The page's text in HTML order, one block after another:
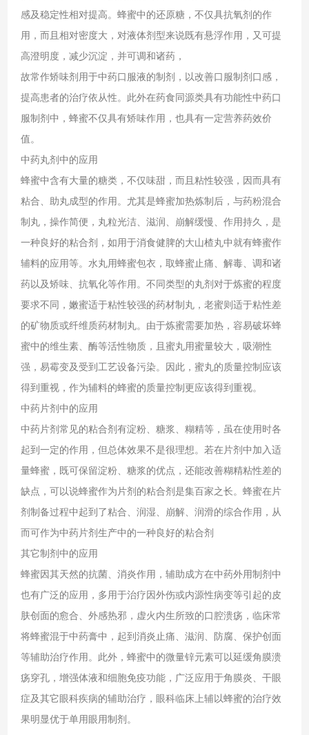
感及稳定性相对提高。蜂蜜中的还原糖，不仅具抗氧剂的作
用，而且相对密度大，对液体剂型来说既有悬浮作用，又可提
高澄明度，减少沉淀，并可调和诸药，
故常作矫味剂用于中药口服液的制剂，以改善口服制剂口感，
提高患者的治疗依从性。此外在药食同源类具有功能性中药口
服制剂中，蜂蜜不仅具有矫味作用，也具有一定营养药效价
值。
中药丸剂中的应用
蜂蜜中含有大量的糖类，不仅味甜，而且粘性较强，因而具有
粘合、助丸成型的作用。尤其是蜂蜜加热炼制后，与药粉混合
制丸，操作简便，丸粒光洁、滋润、崩解缓慢、作用持久，是
一种良好的粘合剂，如用于消食健脾的大山楂丸中就有蜂蜜作
辅料的应用等。水丸用蜂蜜包衣，取蜂蜜止痛、解毒、调和诸
药以及矫味、抗氧化等作用。不同类型的丸剂对于炼蜜的程度
要求不同，嫩蜜适于粘性较强的药材制丸，老蜜则适于粘性差
的矿物质或纤维质药材制丸。由于炼蜜需要加热，容易破坏蜂
蜜中的维生素、酶等活性物质，且蜜丸用蜜量较大，吸潮性
强，易霉变及受到工艺设备污染。因此，蜜丸的质量控制应该
得到重视，作为辅料的蜂蜜的质量控制更应该得到重视。
中药片剂中的应用
中药片剂常见的粘合剂有淀粉、糖浆、糊精等，虽在使用时各
起到一定的作用，但总体效果不是很理想。若在片剂中加入适
量蜂蜜，既可保留淀粉、糖浆的优点，还能改善糊精粘性差的
缺点，可以说蜂蜜作为片剂的粘合剂是集百家之长。蜂蜜在片
剂制备过程中起到了粘合、润湿、崩解、润滑的综合作用，从
而可作为中药片剂生产中的一种良好的粘合剂
其它制剂中的应用
蜂蜜因其天然的抗菌、消炎作用，辅助成方在中药外用制剂中
也有广泛的应用，多用于治疗因外伤或内源性病变等引起的皮
肤创面的愈合、外感热邪，虚火内生所致的口腔溃疡，临床常
将蜂蜜混于中药膏中，起到消炎止痛、滋润、防腐、保护创面
等辅助治疗作用。此外，蜂蜜中的微量锌元素可以延缓角膜溃
疡穿孔，增强体液和细胞免疫功能，广泛应用于角膜炎、干眼
症及其它眼科疾病的辅助治疗，眼科临床上辅以蜂蜜的治疗效
果明显优于单用眼用制剂。